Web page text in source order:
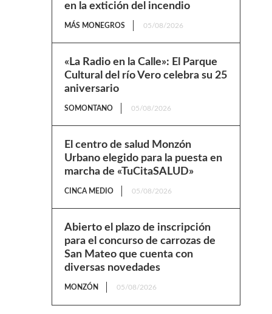
en la extición del incendio
MÁS MONEGROS 05/08/2026
«La Radio en la Calle»: El Parque
Cultural del río Vero celebra su 25
aniversario
SOMONTANO 05/08/2026
El centro de salud Monzón
Urbano elegido para la puesta en
marcha de «TuCitaSALUD»
CINCA MEDIO 05/08/2026
Abierto el plazo de inscripción
para el concurso de carrozas de
San Mateo que cuenta con
diversas novedades
MONZÓN 05/08/2026